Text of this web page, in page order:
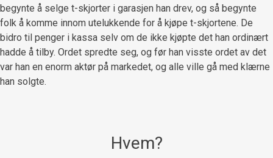
begynte å selge t-skjorter i garasjen han drev, og så begynte
folk å komme innom utelukkende for å kjøpe t-skjortene. De
bidro til penger i kassa selv om de ikke kjøpte det han ordinært
hadde å tilby. Ordet spredte seg, og før han visste ordet av det
var han en enorm aktør på markedet, og alle ville gå med klærne
han solgte.
Hvem?